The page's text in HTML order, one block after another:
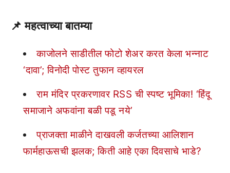
📌महत्वाच्या बातम्या
काजोलने साडीतील फोटो शेअर करत केला भन्नाट
‘दावा’; विनोदी पोस्ट तुफान व्हायरल
राम मंदिर प्रकरणावर RSS ची स्पष्ट भूमिका! ‘हिंदू
समाजाने अफवांना बळी पडू नये’
प्राजक्ता माळीने दाखवली कर्जतच्या आलिशान
फार्महाऊसची झलक; किती आहे एका दिवसाचे भाडे?